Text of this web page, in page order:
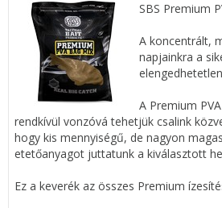
SBS Premium
A koncentrált,
napjainkra a
A Premium
rendkívül vonzóvá tehetjük csalink
hogy kis mennyiségű, de nagyon
etetőanyagot juttatunk a kiválasztott
Ez a keverék az összes Premium